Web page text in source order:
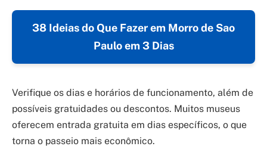
38 Ideias do Que Fazer em Morro de Sao
Paulo em 3 Dias
Verifique os dias e horários de funcionamento, além de
possíveis gratuidades ou descontos. Muitos museus
oferecem entrada gratuita em dias específicos, o que
torna o passeio mais econômico.